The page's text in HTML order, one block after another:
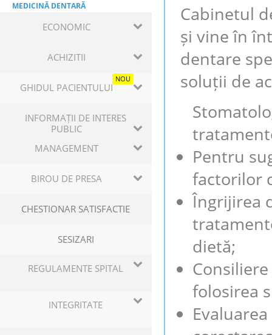
MEDICINĂ DENTARĂ
ECONOMIC
ACHIZITII
GHIDUL PACIENTULUI
NOU
INFORMAȚII DE INTERES
PUBLIC
MANAGEMENT
BIROU DE PRESA
CHESTIONAR SATISFACTIE
SESIZARI
REGULAMENTE SPITAL
INTEGRITATE
Cabinetul
și vine în
dentare
soluții de
Pentru
factorilor
Îngrijirea
dietă;
folosirea